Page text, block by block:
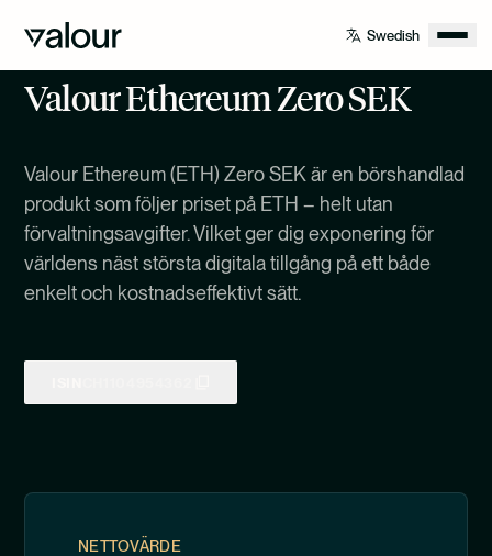
Valour Ethereum Zero SEK
Valour Ethereum (ETH) Zero SEK är en börshandlad
produkt som följer priset på ETH – helt utan
förvaltningsavgifter. Vilket ger dig exponering för
världens näst största digitala tillgång på ett både
enkelt och kostnadseffektivt sätt.
NETTOVÄRDE